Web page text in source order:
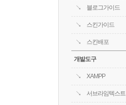
블로그가이드
스킨가이드
스킨배포
개발도구
XAMPP
서브라임텍스트